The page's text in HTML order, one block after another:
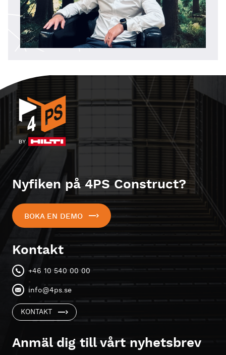
Nyfiken på 4PS Construct?
BOKA EN DEMO
Kontakt
+46 10 540 00 00
info@4ps.se
KONTAKT
Anmäl dig till vårt nyhetsbrev